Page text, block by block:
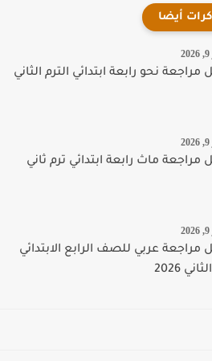
أيضا
نحو رابعة ابتدائي الترم الثاني
ماث رابعة ابتدائي ترم ثاني
عربي للصف الرابع الابتدائي
2026